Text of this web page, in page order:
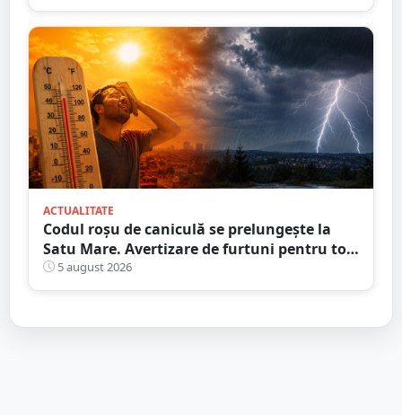
ACTUALITATE
Codul roșu de caniculă se prelungește la
Satu Mare. Avertizare de furtuni pentru tot
județul
5 august 2026